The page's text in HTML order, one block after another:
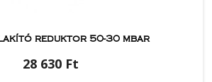
reduktor 50-30 mbar
28 630 Ft